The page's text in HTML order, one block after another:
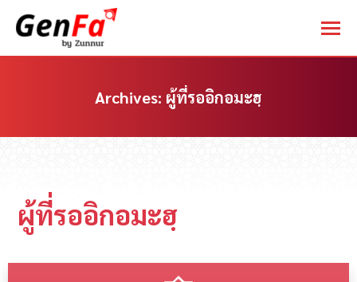
Archives: ผู้ที่รออิกอมะฮฺ
ผู้ที่รออิกอมะฮฺ